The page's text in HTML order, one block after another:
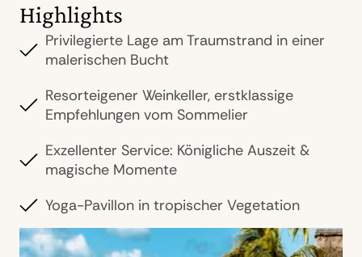
Highlights
Privilegierte Lage am Traumstrand in einer
malerischen Bucht
Resorteigener Weinkeller, erstklassige
Empfehlungen vom Sommelier
Exzellenter Service: Königliche Auszeit &
magische Momente
Yoga-Pavillon in tropischer Vegetation